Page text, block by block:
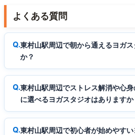
よくある質問
東村山駅周辺で朝から通えるヨガ
か？
東村山駅周辺でストレス解消や心
に選べるヨガスタジオはありますか
東村山駅周辺で初心者が始めやす